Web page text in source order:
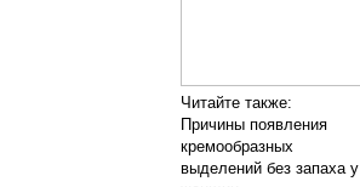
Читайте также:
Причины появления
кремообразных
выделений без запаха у